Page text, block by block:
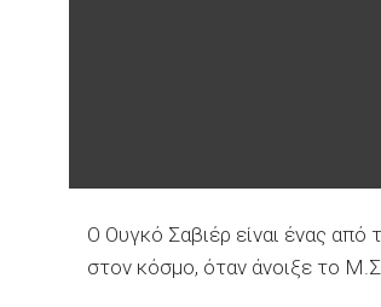
Ο Ουγκό Σαβιέρ είναι ένας
στον κόσμο, όταν άνοιξε το